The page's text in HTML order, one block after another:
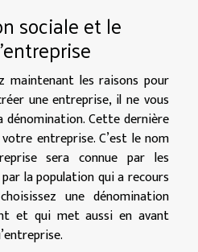
sociale et le
maintenant les raisons pour
une entreprise, il ne vous
dénomination. Cette dernière
entreprise. C’est le nom
sera connue par les
la population qui a recours
une dénomination
et qui met aussi en avant